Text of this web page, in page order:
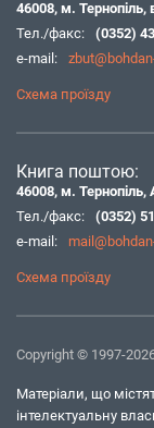
46008, м. Тернопіль,
Тел./факс:
(0352)
e-mail:
Схема проїзду
Книга поштою:
46008, м.
Тел./факс:
(0352)
e-mail:
Схема проїзду
Copyright © 1997-
Матеріали, що
інтелектуальну